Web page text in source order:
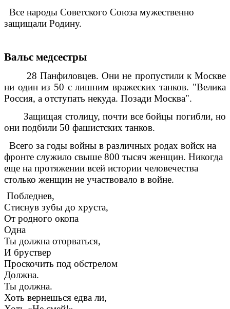
Все народы Советского Союза мужественно
защищали Родину.
Вальс медсестры
28 Панфиловцев. Они не пропустили к Москве
ни один из 50 с лишним вражеских танков. "Велика
Россия, а отступать некуда. Позади Москва".
Защищая столицу, почти все бойцы погибли, но
они подбили 50 фашистских танков.
Всего за годы войны в различных родах войск на
фронте служило свыше 800 тысяч женщин. Никогда
еще на протяжении всей истории человечества
столько женщин не участвовало в войне.
Побледнев,
Стиснув зубы до хруста,
От родного окопа
Одна
Ты должна оторваться,
И бруствер
Проскочить под обстрелом
Должна.
Ты должна.
Хоть вернешься едва ли,